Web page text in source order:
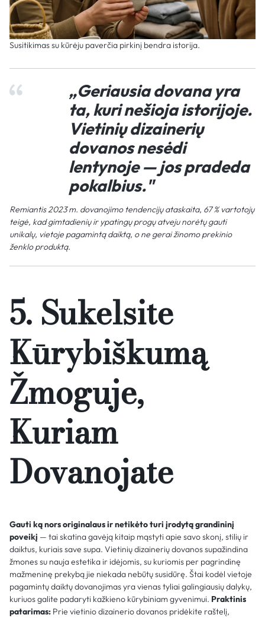
Susitikimas su kūrėju paverčia pirkinį bendra istorija.
„Geriausia dovana yra
ta, kuri nešioja istorijoje.
Vietinių dizainerių
dovanos nesėdi
lentynoje — jos pradeda
pokalbius."
Remiantis 2023 m. dovanojimo tendencijų ataskaita, 67 % vartotojų
teigė, kad gimtadienių ir ypatingų progų atveju norėtų gauti
unikalų, vietoje pagamintą daiktą, o ne gerai žinomo prekinio
ženklo produktą.
5. Sukelsite
Kūrybiškumą
Žmoguje,
Kuriam
Dovanojate
Gauti ką nors originalaus ir netikėto turi įrodytą grandininį
poveikį — tai skatina gavėją kitaip mąstyti apie savo skonį, stilių ir
daiktus, kuriais save supa. Vietinių dizainerių dovanos supažindina
žmones su nauja estetika ir idėjomis, su kuriomis per pagrindinę
mažmeninę prekybą jie niekada nebūtų susidūrę. Štai kodėl vietoje
pagamintų daiktų dovanojimas yra vienas tyliai galingiausių dalykų,
kuriuos galite padaryti kažkieno kūrybiniam gyvenimui. Praktinis
patarimas: Prie vietinio dizainerio dovanos pridėkite raštelį,